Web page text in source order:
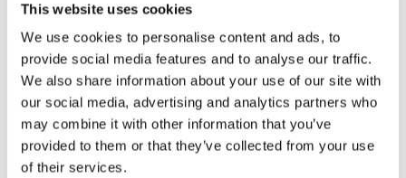
This website uses cookies
We use cookies to personalise content and ads, to
provide social media features and to analyse our traffic.
We also share information about your use of our site with
our social media, advertising and analytics partners who
may combine it with other information that you’ve
provided to them or that they’ve collected from your use
of their services.
Kjøp produkt uten print
Ekstra informasjon
Send forespørsel om produkt med print
Dekorasjonsalternativer
Dekorasjonpriser